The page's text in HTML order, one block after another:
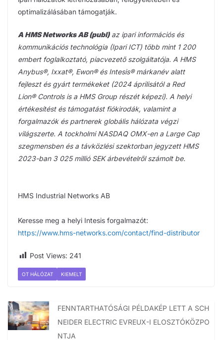
optimalizálásában támogatják.
A HMS Networks AB (publ)az ipari információs és
kommunikációs technológia (Ipari ICT) több mint 1 200
embert foglalkoztató, piacvezető szolgáltatója. A HMS
Anybus®, Ixxat®, Ewon® és Intesis® márkanév alatt
fejleszt és gyárt termékeket (2024 áprilisától a Red
Lion® Controls is a HMS Group részét képezi). A helyi
értékesítést és támogatást fiókirodák, valamint a
forgalmazók és partnerek globális hálózata végzi
világszerte. A tockholmi NASDAQ OMX-en a Large Cap
szegmensben és a távközlési szektorban jegyzett HMS
2023-ban 3 025 millió SEK árbevételről számolt be.
HMS Industrial Networks AB
Keresse meg a helyi Intesis forgalmazót:
https://www.hms-networks.com/contact/find-distributor
Post Views: 241
OT HÁLÓZAT KIEMELT
FENNTARTHATÓSÁGI PÉLDAKÉP LETT A SCH
NEIDER ELECTRIC EVREUX-I ELOSZTÓKÖZPO
NTJA